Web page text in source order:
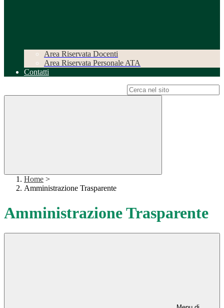
Area Riservata Docenti
Area Riservata Personale ATA
Contatti
Home >
Amministrazione Trasparente
Amministrazione Trasparente